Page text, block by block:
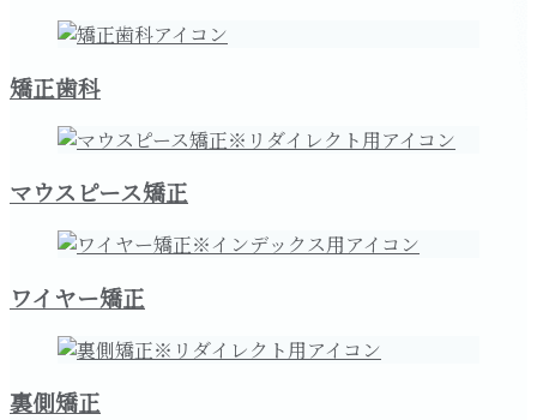
矯正歯科
マウスピース矯正
ワイヤー矯正
裏側矯正